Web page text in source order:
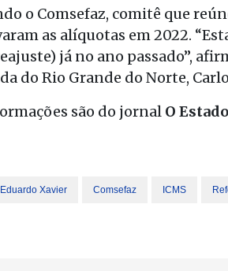
o Comsefaz, comitê que
as alíquotas em 2022.
já no ano passado”,
do Rio Grande do Norte,
são do jornal O
Xavier Comsefaz ICMS